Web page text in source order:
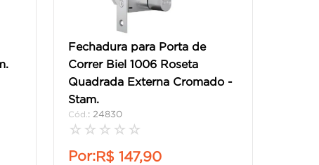
Fechadura para Porta de
Correr Biel 1006 Roseta
Quadrada Externa Cromado -
Stam.
: 24830
☆ ☆ ☆ ☆ ☆
Por:R$ 147,90